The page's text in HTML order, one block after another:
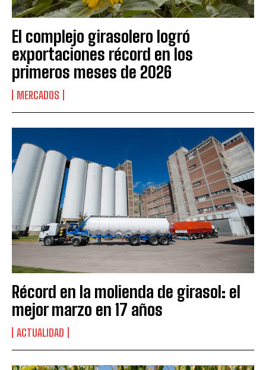
El complejo girasolero logró
exportaciones récord en los
primeros meses de 2026
MERCADOS
Récord en la molienda de girasol: el
mejor marzo en 17 años
ACTUALIDAD